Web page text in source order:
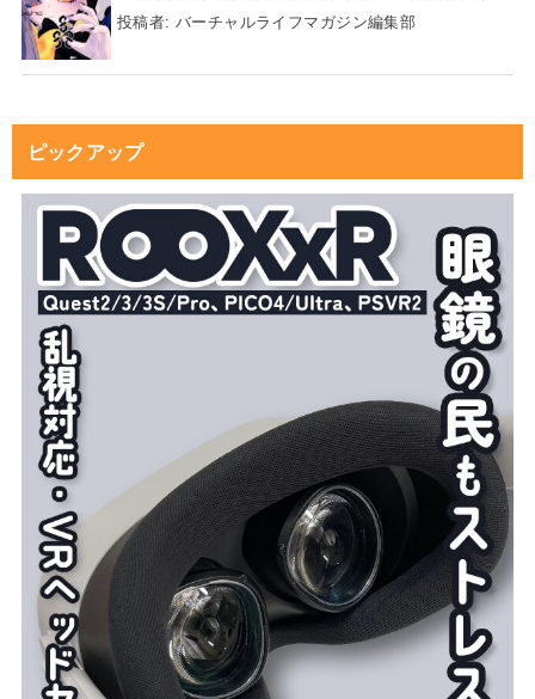
投稿者: バーチャルライフマガジン編集部
ピックアップ